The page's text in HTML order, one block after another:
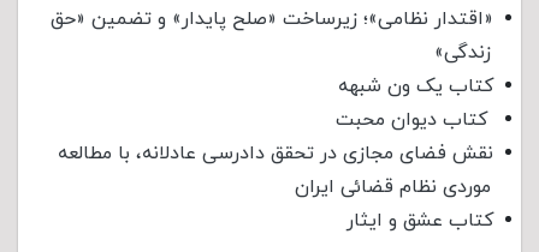
«اقتدار نظامی»؛ زیرساخت «صلح پایدار» و تضمین «حق
زندگی»
کتاب یک ون شبهه
کتاب دیوان محبت
نقش فضای مجازی در تحقق دادرسی عادلانه، با مطالعه
موردی نظام قضائی ایران
کتاب عشق و ایثار